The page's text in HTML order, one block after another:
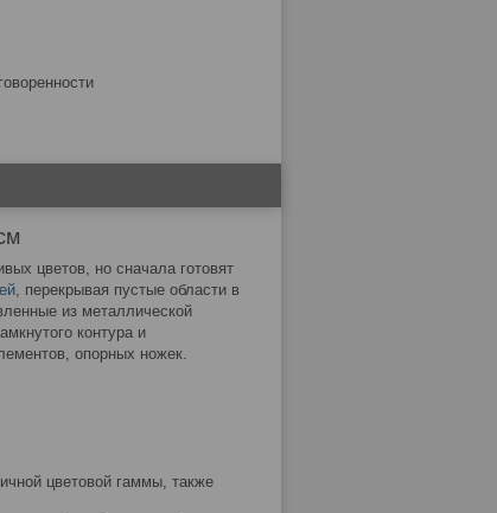
цветов, но сначала готовят
, перекрывая пустые области в
из металлической
контура и
опорных ножек.
цветовой гаммы, также